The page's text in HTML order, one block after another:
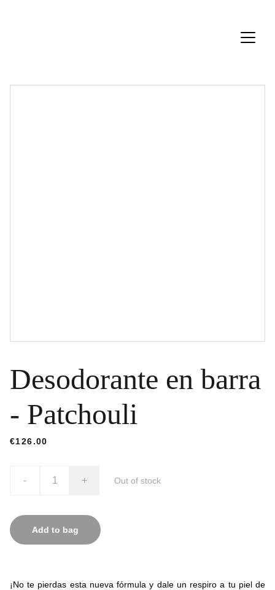
Desodorante en barra
- Patchouli
€126.00
- + Out of stock
Add to bag
¡No te pierdas esta nueva fórmula y dale un respiro a tu piel de